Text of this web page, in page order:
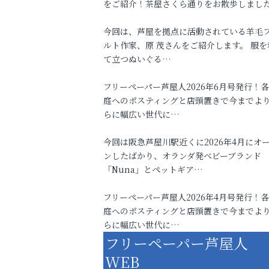
をご紹介！茶屋さくら通りをお散歩しまし
今回は、芦屋を拠点に活動されている羊毛
ルト作家、原 茂さんをご紹介します。 服を
て立つぬいぐる…
フリーペーパー芦屋人2026年6月号発行！
庭へのポスティングと店頭置きで今までよ
らに幅広い世代に…
今回は阪急芦屋川駅近くに2026年4月にオ
ンしたばかり、オランダ発ベビーブランド
「Nuna」とペットギア…
フリーペーパー芦屋人2026年4月号発行！
庭へのポスティングと店頭置きで今までよ
らに幅広い世代に…
フリーペーパー芦屋人
WEB